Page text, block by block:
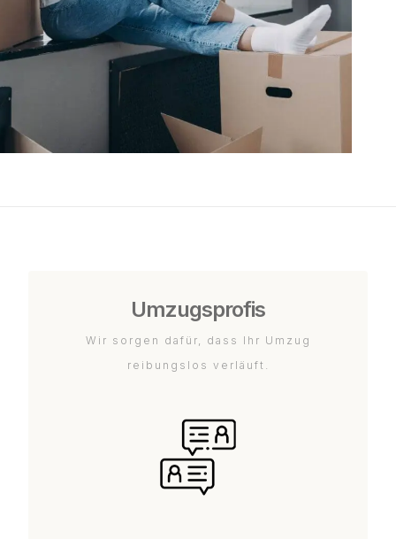
Umzugsprofis
Wir sorgen dafür, dass Ihr Umzug
reibungslos verläuft.